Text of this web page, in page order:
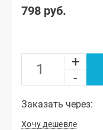
798 руб.
+
-
Заказать через:
Хочу дешевле